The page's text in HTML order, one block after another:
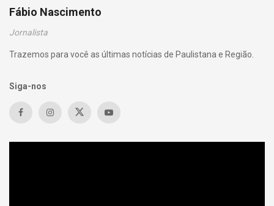
Fábio Nascimento
Jornalista
Trazemos para você as últimas notícias de Paulistana e Região.
Siga-nos